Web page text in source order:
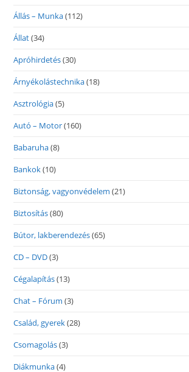
Állás – Munka(112)
Állat(34)
Apróhirdetés(30)
Árnyékolástechnika(18)
Asztrológia(5)
Autó – Motor(160)
Babaruha(8)
Bankok(10)
Biztonság, vagyonvédelem (21)
Biztosítás(80)
Bútor, lakberendezés(65)
CD – DVD(3)
Cégalapítás(13)
Chat – Fórum (3)
Család, gyerek(28)
Csomagolás(3)
Diákmunka(4)